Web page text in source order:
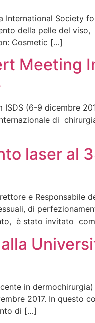
International Society
della pelle del
Cosmetic […]
Meeting
(6-9 dicembre
di
laser al
e Responsabile
di
è stato invitato
in
2017. In questo
di […]